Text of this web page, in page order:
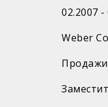
02.​2007 -
Weber
Продажи